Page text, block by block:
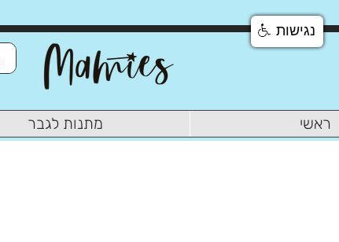
ראשי מתנות לגבר
נגישות